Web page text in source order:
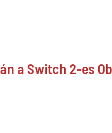
a Switch 2-es